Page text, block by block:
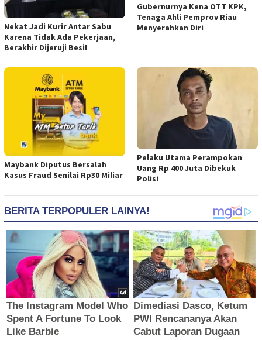
Nekat Jadi Kurir Antar Sabu
Karena Tidak Ada Pekerjaan,
Berakhir Dijeruji Besi!
Gubernurnya Kena OTT KPK,
Tenaga Ahli Pemprov Riau
Menyerahkan Diri
Maybank Diputus Bersalah
Kasus Fraud Senilai Rp30 Miliar
Pelaku Utama Perampokan
Uang Rp 400 Juta Dibekuk
Polisi